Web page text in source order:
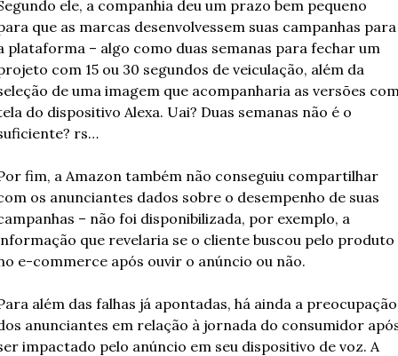
ele, a companhia deu um prazo bem pequeno
que as marcas desenvolvessem suas campanhas para
plataforma – algo como duas semanas para fechar um
com 15 ou 30 segundos de veiculação, além da
de uma imagem que acompanharia as versões
do dispositivo Alexa. Uai? Duas semanas não é o
rs…
fim, a Amazon também não conseguiu compartilhar
os anunciantes dados sobre o desempenho de suas
– não foi disponibilizada, por exemplo, a
que revelaria se o cliente buscou pelo produto
e-commerce após ouvir o anúncio ou não.
além das falhas já apontadas, há ainda a preocupação
anunciantes em relação à jornada do consumidor
impactado pelo anúncio em seu dispositivo de voz. A